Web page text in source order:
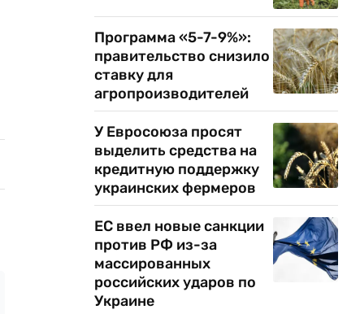
Программа «5-7-9%»:
правительство снизило
ставку для
агропроизводителей
У Евросоюза просят
выделить средства на
кредитную поддержку
украинских фермеров
ЕС ввел новые санкции
против РФ из-за
массированных
российских ударов по
Украине